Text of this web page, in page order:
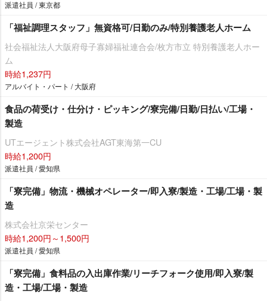
派遣社員 / 東京都
「福祉調理スタッフ」無資格可/日勤のみ/特別養護老人ホーム
社会福祉法人大阪府母子寡婦福祉連合会/枚方市立 特別養護老人ホー
ム
時給1,237円
アルバイト・パート / 大阪府
食品の荷受け・仕分け・ピッキング/寮完備/日勤/日払い/工場・
製造
UTエージェント株式会社AGT東海第一CU
時給1,200円
派遣社員 / 愛知県
「寮完備」物流・機械オペレーター/即入寮/製造・工場/工場・製
造
株式会社京栄センター
時給1,200円～1,500円
派遣社員 / 愛知県
「寮完備」食料品の入出庫作業/リーチフォーク使用/即入寮/製
造・工場/工場・製造